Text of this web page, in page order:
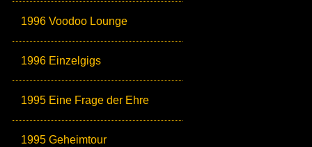
1996 Voodoo Lounge
1996 Einzelgigs
1995 Eine Frage der Ehre
1995 Geheimtour